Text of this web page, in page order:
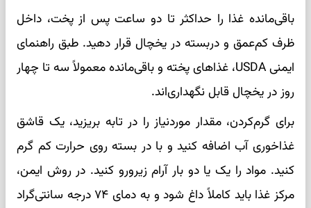
باقی‌مانده غذا را حداکثر تا دو ساعت پس از پخت، داخل
ظرف کم‌عمق و دربسته در یخچال قرار دهید. طبق راهنمای
ایمنی USDA، غذاهای پخته و باقی‌مانده معمولاً سه تا چهار
روز در یخچال قابل نگهداری‌اند.
برای گرم‌کردن، مقدار موردنیاز را در تابه بریزید، یک قاشق
غذاخوری آب اضافه کنید و با در بسته روی حرارت کم گرم
کنید. مواد را یک یا دو بار آرام زیرورو کنید. در روش ایمن،
مرکز غذا باید کاملاً داغ شود و به دمای ۷۴ درجه سانتی‌گراد